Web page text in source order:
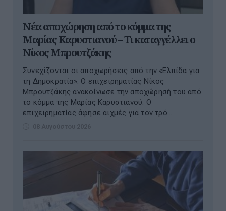
Νέα αποχώρηση από το κόμμα της
Μαρίας Καρυστιανού – Τι καταγγέλλει ο
Νίκος Μπρουτζάκης
Συνεχίζονται οι αποχωρήσεις από την «Ελπίδα για
τη Δημοκρατία». Ο επιχειρηματίας Νίκος
Μπρουτζάκης ανακοίνωσε την αποχώρησή του από
το κόμμα της Μαρίας Καρυστιανού. Ο
επιχειρηματίας άφησε αιχμές για τον τρό...